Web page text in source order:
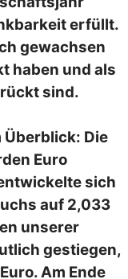
erfüllt.
gewachsen
haben und als
sind.
Überblick: Die
Euro
sich
auf 2,033
unserer
gestiegen,
Am Ende